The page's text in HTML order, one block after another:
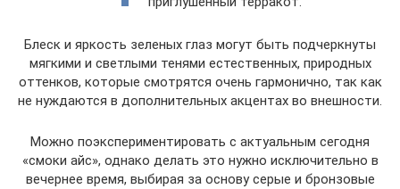
Блеск и яркость зеленых глаз могут быть подчеркнуты
мягкими и светлыми тенями естественных, природных
оттенков, которые смотрятся очень гармонично, так как
не нуждаются в дополнительных акцентах во внешности.
Можно поэкспериментировать с актуальным сегодня
«смоки айс», однако делать это нужно исключительно в
вечернее время, выбирая за основу серые и бронзовые